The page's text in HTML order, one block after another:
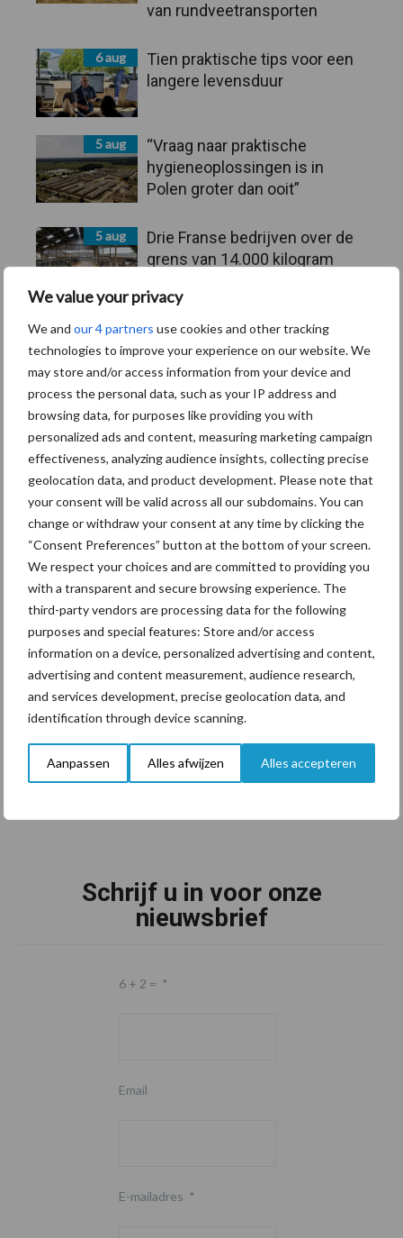
We value your privacy
We and our 4 partners use cookies and other tracking
technologies to improve your experience on our website. We
may store and/or access information from your device and
process the personal data, such as your IP address and
browsing data, for purposes like providing you with
personalized ads and content, measuring marketing campaign
effectiveness, analyzing audience insights, collecting precise
geolocation data, and product development. Please note that
your consent will be valid across all our subdomains. You can
change or withdraw your consent at any time by clicking the
“Consent Preferences” button at the bottom of your screen.
We respect your choices and are committed to providing you
with a transparent and secure browsing experience. The
third-party vendors are processing data for the following
purposes and special features: Store and/or access
information on a device, personalized advertising and content,
advertising and content measurement, audience research,
and services development, precise geolocation data, and
identification through device scanning.
Aanpassen Alles afwijzen Alles accepteren
van rundveetransporten
6 aug
Tien praktische tips voor een
langere levensduur
5 aug
“Vraag naar praktische
hygieneoplossingen is in
Polen groter dan ooit”
5 aug
Drie Franse bedrijven over de
grens van 14.000 kilogram
Toon meer
Footer Onze brandpartners
Schrijf u in voor onze
nieuwsbrief
6 + 2 = *
Email
E-mailadres *